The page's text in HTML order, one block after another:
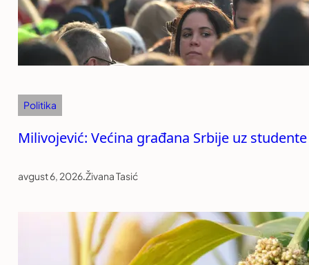
Politika
Milivojević: Većina građana Srbije uz studente
avgust 6, 2026.Živana Tasić